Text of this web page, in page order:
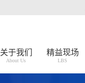
关于我们
About Us
精益现场
LBS